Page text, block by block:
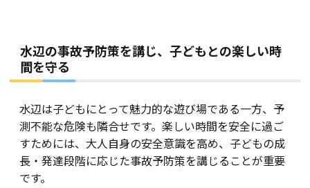
水辺の事故予防策を講じ、子どもとの楽しい時
間を守る
水辺は子どもにとって魅力的な遊び場である一方、予
測不能な危険も隣合せです。楽しい時間を安全に過ご
すためには、大人自身の安全意識を高め、子どもの成
長・発達段階に応じた事故予防策を講じることが重要
です。